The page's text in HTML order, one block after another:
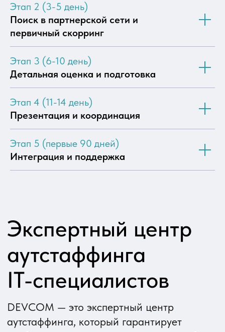
Этап 2 (3-5 день)
Поиск в партнерской сети и
первичный скорринг
Этап 3 (6-10 день)
Детальная оценка и подготовка
Этап 4 (11-14 день)
Презентация и координация
Этап 5 (первые 90 дней)
Интеграция и поддержка